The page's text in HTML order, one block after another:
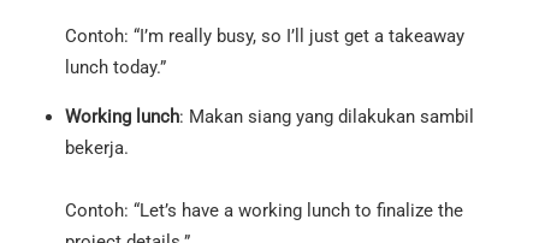
Contoh: “I’m really busy, so I’ll just get a takeaway
lunch today.”
Working lunch: Makan siang yang dilakukan sambil
bekerja.
Contoh: “Let’s have a working lunch to finalize the